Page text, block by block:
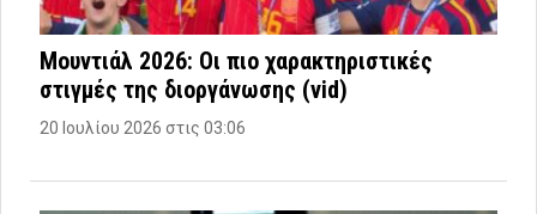
Μουντιάλ 2026: Οι πιο χαρακτηριστικές
στιγμές της διοργάνωσης (vid)
20 Ιουλίου 2026 στις 03:06